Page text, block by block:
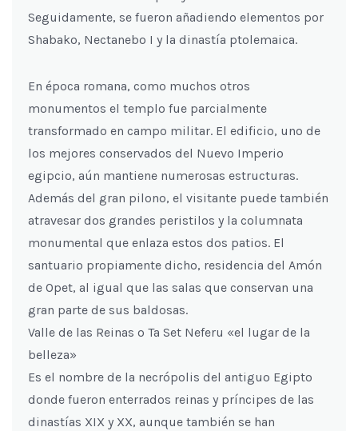
Seguidamente, se fueron añadiendo elementos por
Shabako, Nectanebo I y la dinastía ptolemaica.
En época romana, como muchos otros
monumentos el templo fue parcialmente
transformado en campo militar. El edificio, uno de
los mejores conservados del Nuevo Imperio
egipcio, aún mantiene numerosas estructuras.
Además del gran pilono, el visitante puede también
atravesar dos grandes peristilos y la columnata
monumental que enlaza estos dos patios. El
santuario propiamente dicho, residencia del Amón
de Opet, al igual que las salas que conservan una
gran parte de sus baldosas.
Valle de las Reinas o Ta Set Neferu «el lugar de la
belleza»
Es el nombre de la necrópolis del antiguo Egipto
donde fueron enterrados reinas y príncipes de las
dinastías XIX y XX, aunque también se han